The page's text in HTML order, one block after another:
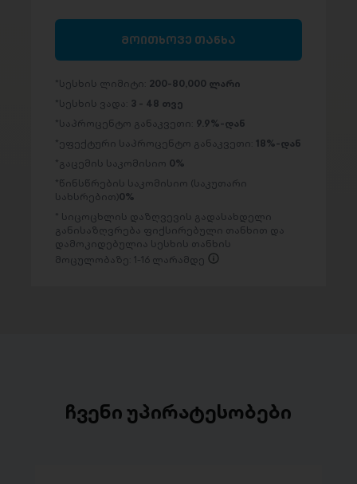
მოითხოვე თანხა
სესხის ლიმიტი: 200-80,000 ლარი
სესხის ვადა: 3 - 48 თვე
საპროცენტო განაკვეთი: 9.9%-დან
ეფექტური საპროცენტო განაკვეთი: 18%-დან
გაცემის საკომისიო 0%
წინსწრების საკომისიო (საკუთარი
სახსრებით)0%
სიცოცხლის დაზღვევის გადასახდელი
განისაზღვრება ფიქსირებული თანხით და
დამოკიდებულია სესხის თანხის
მოცულობაზე: 1-16 ლარამდე
ჩვენი უპირატესობები